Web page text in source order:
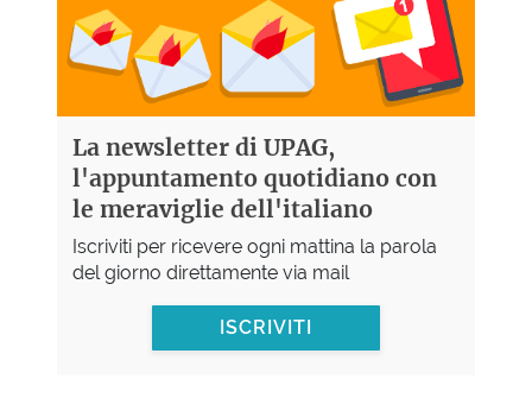
La newsletter di UPAG,
l'appuntamento quotidiano con
le meraviglie dell'italiano
Iscriviti per ricevere ogni mattina la parola
del giorno direttamente via mail
ISCRIVITI